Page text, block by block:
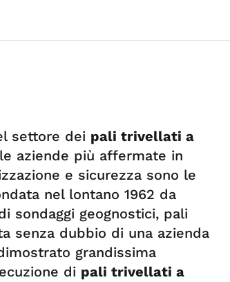
settore dei pali trivellati a
aziende più affermate in
e sicurezza sono le
nel lontano 1962 da
sondaggi geognostici, pali
senza dubbio di una azienda
grandissima
di pali trivellati a